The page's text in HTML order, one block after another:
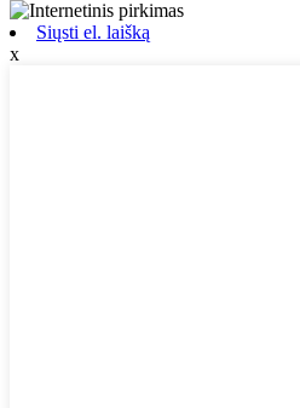
Siųsti el. laišką
x